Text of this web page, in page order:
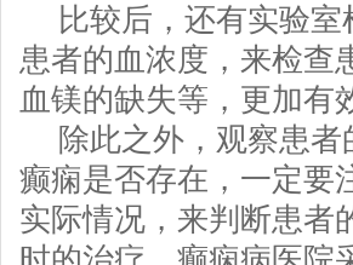
比较后，还有实验
患者的血浓度，来检查
血镁的缺失等，更加有
除此之外，观察患
癫痫是否存在，一定要
实际情况，来判断患者